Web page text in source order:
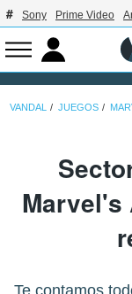
Sony Prime Video
VANDAL JUEGOS
Marvel's